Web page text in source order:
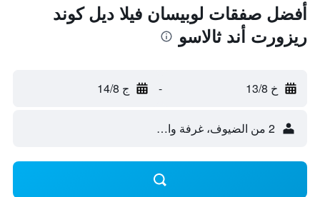
أفضل صفقات لوبيسان فيلا ديل كوند
ريزورت أند ثالاسو
خ 13/8 - ج 14/8
2 من الضيوف، غرفة واحدة